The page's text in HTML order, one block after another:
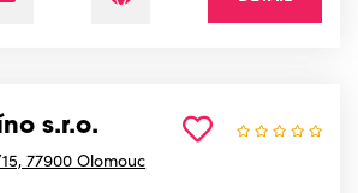
s.r.o.
77900 Olomouc